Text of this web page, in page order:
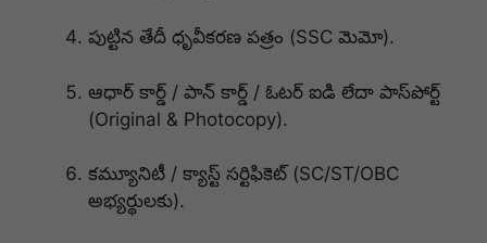
పుట్టిన తేదీ ధృవీకరణ పత్రం (SSC మెమో).
ఆధార్ కార్డ్ / పాన్ కార్డ్ / ఓటర్ ఐడి లేదా పాస్‌పోర్ట్
(Original & Photocopy).
కమ్యూనిటీ / క్యాస్ట్ సర్టిఫికెట్ (SC/ST/OBC
అభ్యర్థులకు).